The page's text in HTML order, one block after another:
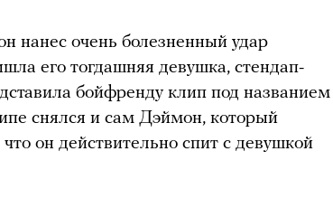
нанес очень болезненный удар
его тогдашняя девушка, стендап-
бойфренду клип под названием
снялся и сам Дэймон, который
он действительно спит с девушкой